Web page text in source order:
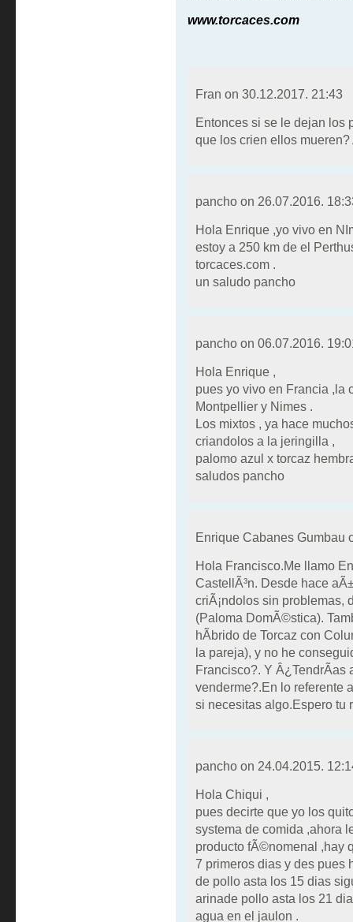
www.torcaces.com
Fran on 30.12.2017. 21:43
Entonces si se le dejan los
que los crien ellos
pancho on 26.07.2016.
Hola Enrique ,yo vivo en
estoy a 250 km de el
torcaces.com .
un saludo pancho
pancho on 06.07.2016.
Hola Enrique ,
pues yo vivo en Francia ,la
Montpellier y Nimes .
Los mixtos , ya hace
criandolos a la jeringilla ,
palomo azul x torcaz
saludos pancho
Enrique Cabanes Gumbau
Hola Francisco.Me llamo
CastellÃ³n. Desde hace
criÃ¡ndolos sin problemas,
(Paloma DomÃ©stica).
hÃ­brido de Torcaz con
la pareja), y no he
Francisco?. Y Â¿TendrÃ­as
venderme?.En lo referente
si necesitas algo.Espero tu
pancho on 24.04.2015.
Hola Chiqui ,
pues decirte que yo los
systema de comida ,ahora
producto fÃ©nomenal ,hay
7 primeros dias y des pues
de pollo asta los 15 dias
arinade pollo asta los 21
agua en el jaulon .